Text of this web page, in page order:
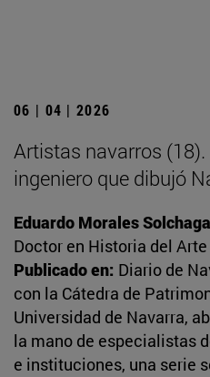
06 | 04 | 2026
Artistas navarros
ingeniero que dibujó
Eduardo Morales Solchaga
Doctor en Historia del Arte
Publicado en: Diario de
con la Cátedra de
Universidad de Navarra,
la mano de especialistas
e instituciones, una serie